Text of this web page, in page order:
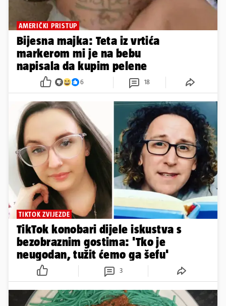
AMERIČKI PRISTUP
Bijesna majka: Teta iz vrtića
markerom mi je na bebu
napisala da kupim pelene
6 18
TIKTOK ZVIJEZDE
TikTok konobari dijele iskustva s
bezobraznim gostima: 'Tko je
neugodan, tužit ćemo ga šefu'
3